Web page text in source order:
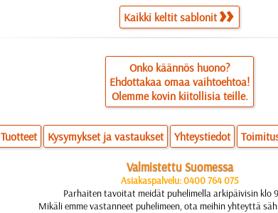
Kaikki keltit sablonit
Onko käännös huono?
Ehdottakaa omaa vaihtoehtoa!
Olemme kovin kiitollisia teille.
Tuotteet Kysymykset ja vastaukset Yhteystiedot
Valmistettu Suomessa
Asiakaspalvelu: 0400 764 075
Parhaiten tavoitat meidät puhelimella arkipäivisin klo
Mikäli emme vastanneet puhelimeen, ota meihin yhteyttä